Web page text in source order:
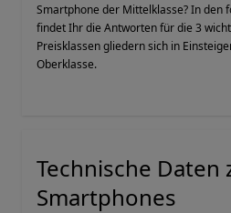
Smartphone der Mittelklasse? In den
findet Ihr die Antworten für die 3
Preisklassen gliedern sich in
Oberklasse.
Technische Daten
Smartphones